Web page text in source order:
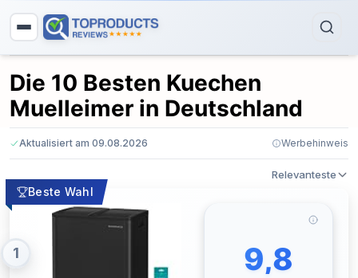
Die 10 Besten Kuechen
Muelleimer in Deutschland
Aktualisiert am 09.08.2026 Werbehinweis
Relevanteste
Beste Wahl
1 9,8